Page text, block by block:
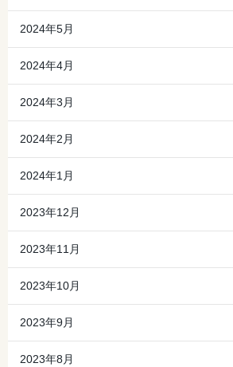
2024年5月
2024年4月
2024年3月
2024年2月
2024年1月
2023年12月
2023年11月
2023年10月
2023年9月
2023年8月